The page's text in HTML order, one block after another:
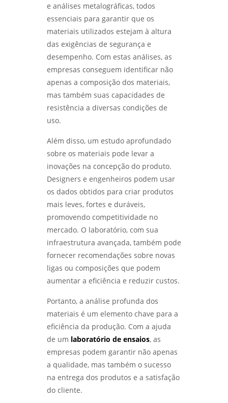
QUALIFICAÇÃO DE SOLDADORES: COMO
GARANTIR A EXCELÊNCIA NA SOLDAGEM -
LABMETAL
LABORATÓRIO DE ENSAIOS: DESCUBRA OS
SEGREDOS POR TRÁS DA QUALIDADE E
INOVAÇÃO - LABMETAL
DESVENDANDO OS SEGREDOS DOS ENSAIOS
MECÂNICOS E METALÚRGICOS PARA
INOVAÇÃO - LABMETAL
DESVENDANDO OS ENSAIOS MECÂNICOS
DESTRUTIVOS: O QUE ELES REVELAM? -
LABMETAL
ENSAIO DE CORROSÃO POR PITE EM SÃO
PAULO: MÉTODOS E VANTAGENS - LABMETAL
ENSAIO DE CORROSÃO INTERGRANULAR EM
SÃO PAULO: MÉTODOS E IMPORTÂNCIA -
LABMETAL
QUALIFICAÇÃO DE EPS EM SP: COMO
LABMETAL
REALIZAR E INTERPRETAR RESULTADOS COM
PRECISÃO - LABMETAL
ANÁLISE DE FALHAS EM EQUIPAMENTOS DE
REDUZIR CUSTOS - LABMETAL
ENSAIO DE CORROSÃO ACELERADA EM SÃO
PAULO: ENTENDA COMO FUNCIONA -
e análises metalográficas, todos
essenciais para garantir que os
materiais utilizados estejam à altura
das exigências de segurança e
desempenho. Com estas análises, as
empresas conseguem identificar não
apenas a composição dos materiais,
mas também suas capacidades de
resistência a diversas condições de
uso.
Além disso, um estudo aprofundado
sobre os materiais pode levar a
inovações na concepção do produto.
Designers e engenheiros podem usar
os dados obtidos para criar produtos
mais leves, fortes e duráveis,
promovendo competitividade no
mercado. O laboratório, com sua
infraestrutura avançada, também pode
fornecer recomendações sobre novas
ligas ou composições que podem
aumentar a eficiência e reduzir custos.
Portanto, a análise profunda dos
materiais é um elemento chave para a
eficiência da produção. Com a ajuda
de um laboratório de ensaios, as
empresas podem garantir não apenas
a qualidade, mas também o sucesso
na entrega dos produtos e a satisfação
do cliente.